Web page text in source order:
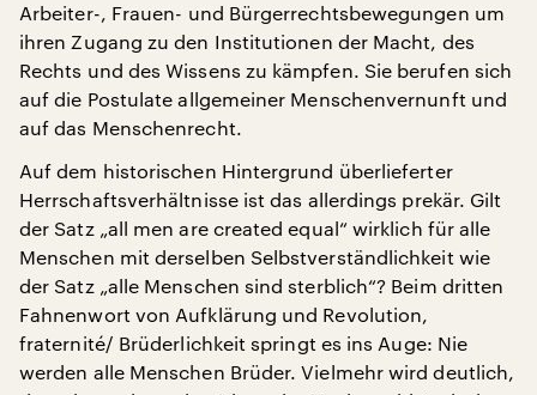
Arbeiter-, Frauen- und Bürgerrechtsbewegungen um
ihren Zugang zu den Institutionen der Macht, des
Rechts und des Wissens zu kämpfen. Sie berufen sich
auf die Postulate allgemeiner Menschenvernunft und
auf das Menschenrecht.
Auf dem historischen Hintergrund überlieferter
Herrschaftsverhältnisse ist das allerdings prekär. Gilt
der Satz „all men are created equal“ wirklich für alle
Menschen mit derselben Selbstverständlichkeit wie
der Satz „alle Menschen sind sterblich“? Beim dritten
Fahnenwort von Aufklärung und Revolution,
fraternité/ Brüderlichkeit springt es ins Auge: Nie
werden alle Menschen Brüder. Vielmehr wird deutlich,